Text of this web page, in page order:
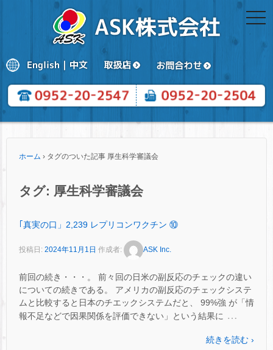
ホーム › タグのついた記事 厚生科学審議会
タグ: 厚生科学審議会
｢真実の口」2,239 レプリコンワクチン ⑩
投稿日: 2024年11月1日 作成者: ASK Inc.
前回の続き・・・。 前々回の日米の副反応のチェックの違い
についての続きである。 アメリカの副反応のチェックシステ
ムと比較すると日本のチエックシステムだと、 99%強 が「情
報不足などで因果関係を評価できない」という結果に …
続きを読む ›